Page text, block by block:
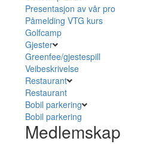
Presentasjon av vår pro
Påmelding VTG kurs
Golfcamp
Gjester
Greenfee/gjestespill
Veibeskrivelse
Restaurant
Restaurant
Bobil parkering
Bobil parkering
Medlemskap